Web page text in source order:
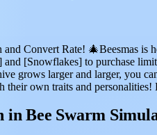
Convert Rate! 🎄Beesmas is
[Snowflakes] to purchase
grows larger and larger, you
their own traits and
in Bee Swarm